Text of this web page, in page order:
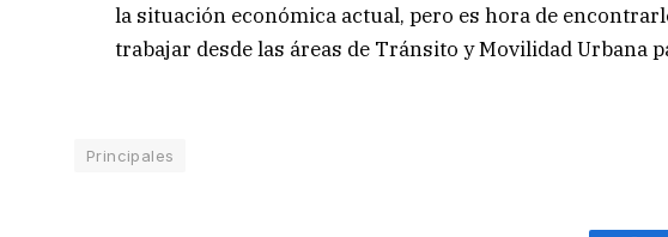
la situación económica actual, pero es hora de
trabajar desde las áreas de Tránsito y Movilidad Urbana
Principales